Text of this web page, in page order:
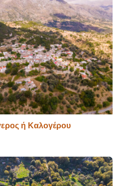
ή Καλογέρου